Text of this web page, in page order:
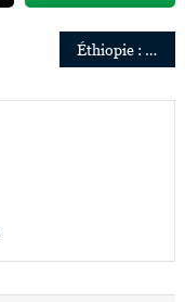
Éthiopie : le Premier ministre nomme un nouveau gouvernement avec 50% de femmes